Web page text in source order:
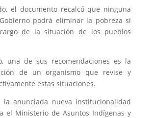
el documento recalcó que ninguna
podrá eliminar la pobreza si
de la situación de los pueblos
una de sus recomendaciones es la
de un organismo que revise y
estas situaciones.
la anunciada nueva institucionalidad
el Ministerio de Asuntos Indígenas y